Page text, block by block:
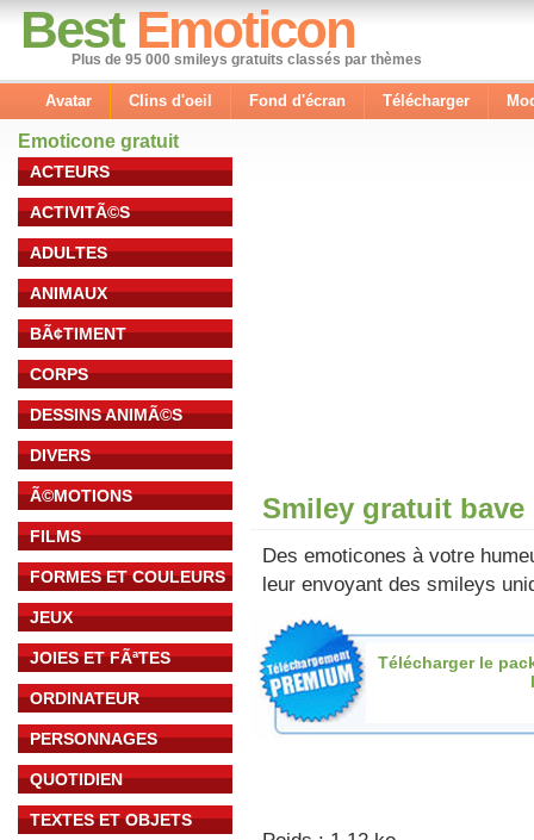
Best Emoticon
Plus de 95 000 smileys gratuits classés par thèmes
Avatar Clins d'oeil Fond d'écran Télécharger
Emoticone gratuit
ACTEURS
ACTIVITÃ©S
ADULTES
ANIMAUX
BÃ¢TIMENT
CORPS
DESSINS ANIMÃ©S
DIVERS
Ã©MOTIONS
FILMS
FORMES ET COULEURS
JEUX
JOIES ET FÃªTES
ORDINATEUR
PERSONNAGES
QUOTIDIEN
TEXTES ET OBJETS
Smiley gratuit bave
Des emoticones à votre
leur envoyant des smileys
Télécharger le